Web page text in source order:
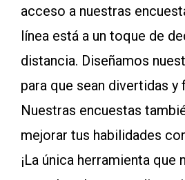
acceso a nuestras
línea está a un toque de
distancia. Diseñamos
para que sean divertidas y
Nuestras encuestas
mejorar tus habilidades
¡La única herramienta que